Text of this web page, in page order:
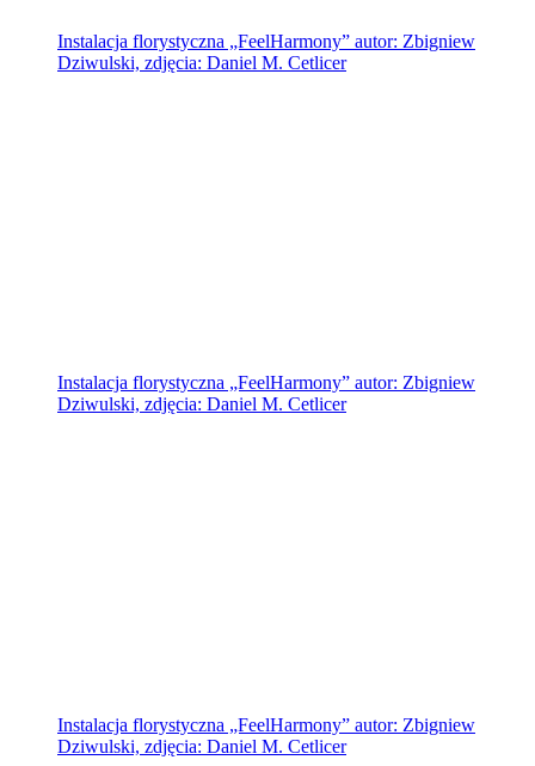
Instalacja florystyczna „FeelHarmony” autor: Zbigniew
Dziwulski, zdjęcia: Daniel M. Cetlicer
Instalacja florystyczna „FeelHarmony” autor: Zbigniew
Dziwulski, zdjęcia: Daniel M. Cetlicer
Instalacja florystyczna „FeelHarmony” autor: Zbigniew
Dziwulski, zdjęcia: Daniel M. Cetlicer